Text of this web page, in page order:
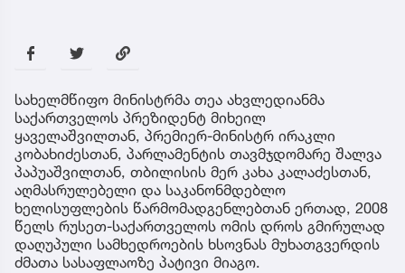
სახელმწიფო მინისტრმა თეა ახვლედიანმა
საქართველოს პრეზიდენტ მიხეილ
ყაველაშვილთან, პრემიერ-მინისტრ ირაკლი
კობახიძესთან, პარლამენტის თავმჯდომარე შალვა
პაპუაშვილთან, თბილისის მერ კახა კალაძესთან,
აღმასრულებელი და საკანონმდებლო
ხელისუფლების წარმომადგენლებთან ერთად, 2008
წელს რუსეთ-საქართველოს ომის დროს გმირულად
დაღუპული სამხედროების ხსოვნას მუხათგვერდის
ძმათა სასაფლაოზე პატივი მიაგო.